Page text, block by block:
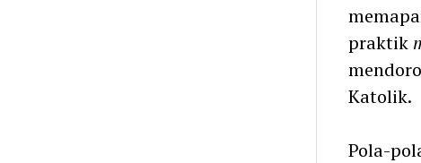
praktik
Katolik.
Pola-